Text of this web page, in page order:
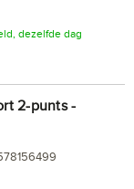
dezelfde dag